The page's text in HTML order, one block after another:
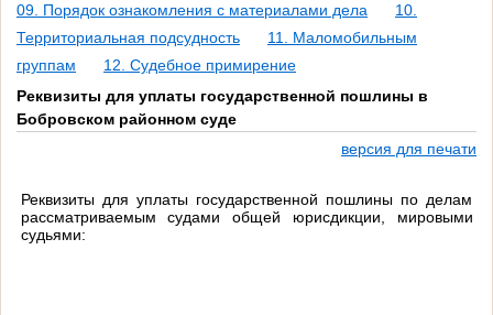
09. Порядок ознакомления с материалами дела
10.
Территориальная подсудность
11. Маломобильным
группам
12. Судебное примирение
Реквизиты для уплаты государственной пошлины в
Бобровском районном суде
версия для печати
Реквизиты для уплаты государственной пошлины по делам
рассматриваемым судами общей юрисдикции, мировыми
судьями: